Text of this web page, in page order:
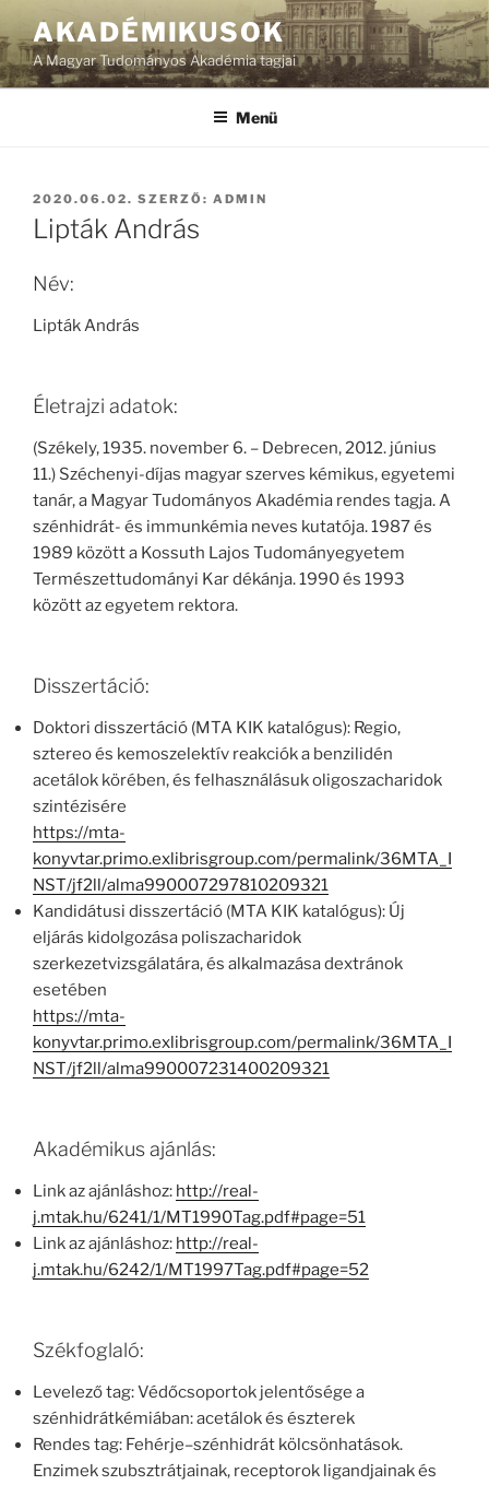
AKADÉMIKUSOK
A Magyar Tudományos Akadémia tagjai
Menü
BEKÜLDVE:
2020.06.02. SZERZŐ: ADMIN
Lipták András
Név:
Lipták András
Életrajzi adatok:
(Székely, 1935. november 6. – Debrecen, 2012. június
11.) Széchenyi-díjas magyar szerves kémikus, egyetemi
tanár, a Magyar Tudományos Akadémia rendes tagja. A
szénhidrát- és immunkémia neves kutatója. 1987 és
1989 között a Kossuth Lajos Tudományegyetem
Természettudományi Kar dékánja. 1990 és 1993
között az egyetem rektora.
Disszertáció:
Doktori disszertáció (MTA KIK katalógus): Regio,
sztereo és kemoszelektív reakciók a benzilidén
acetálok körében, és felhasználásuk oligoszacharidok
szintézisére
https://mta-
konyvtar.primo.exlibrisgroup.com/permalink/36MTA_I
NST/jf2ll/alma990007297810209321
Kandidátusi disszertáció (MTA KIK katalógus): Új
eljárás kidolgozása poliszacharidok
szerkezetvizsgálatára, és alkalmazása dextránok
esetében
https://mta-
konyvtar.primo.exlibrisgroup.com/permalink/36MTA_I
NST/jf2ll/alma990007231400209321
Akadémikus ajánlás:
Link az ajánláshoz: http://real-
j.mtak.hu/6241/1/MT1990Tag.pdf#page=51
Link az ajánláshoz: http://real-
j.mtak.hu/6242/1/MT1997Tag.pdf#page=52
Székfoglaló:
Levelező tag: Védőcsoportok jelentősége a
szénhidrátkémiában: acetálok és észterek
Rendes tag: Fehérje–szénhidrát kölcsönhatások.
Enzimek szubsztrátjainak, receptorok ligandjainak és